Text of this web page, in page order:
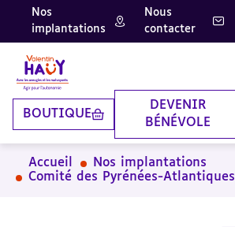
Aller
contenu
principal
Aller
pied
de
page
Aller
la
recherche
Nos
implantations
Nous
contacter
BOUTIQUE
DEVENIR
BÉNÉVOLE
Accueil
Nos implantations
Comité des Pyrénées-Atlantiques